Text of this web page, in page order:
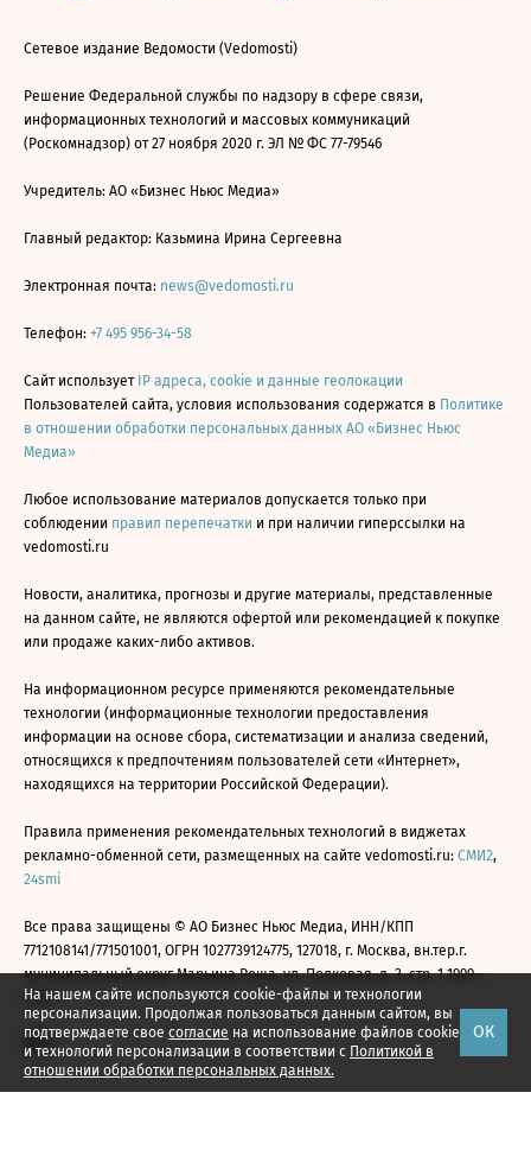
На нашем сайте используются cookie-файлы и технологии
персонализации. Продолжая пользоваться данным сайтом, вы
подтверждаете свое согласие на использование файлов cookie
и технологий персонализации в соответствии с Политикой в
отношении обработки персональных данных.
ОК
Сетевое издание Ведомости (Vedomosti)
Решение Федеральной службы по надзору в сфере связи,
информационных технологий и массовых коммуникаций
(Роскомнадзор) от 27 ноября 2020 г. ЭЛ № ФС 77-79546
Учредитель: АО «Бизнес Ньюс Медиа»
Главный редактор: Казьмина Ирина Сергеевна
Электронная почта: news@vedomosti.ru
Телефон: +7 495 956-34-58
Сайт использует IP адреса, cookie и данные геолокации
Пользователей сайта, условия использования содержатся в Политике
в отношении обработки персональных данных АО «Бизнес Ньюс
Медиа»
Любое использование материалов допускается только при
соблюдении правил перепечатки и при наличии гиперссылки на
vedomosti.ru
Новости, аналитика, прогнозы и другие материалы, представленные
на данном сайте, не являются офертой или рекомендацией к покупке
или продаже каких-либо активов.
На информационном ресурсе применяются рекомендательные
технологии (информационные технологии предоставления
информации на основе сбора, систематизации и анализа сведений,
относящихся к предпочтениям пользователей сети «Интернет»,
находящихся на территории Российской Федерации).
Правила применения рекомендательных технологий в виджетах
рекламно-обменной сети, размещенных на сайте vedomosti.ru: СМИ2,
24smi
Все права защищены © АО Бизнес Ньюс Медиа, ИНН/КПП
7712108141/771501001, ОГРН 1027739124775, 127018, г. Москва, вн.тер.г.
муниципальный округ Марьина Роща, ул. Полковая, д. 3, стр. 1 1999—
2026